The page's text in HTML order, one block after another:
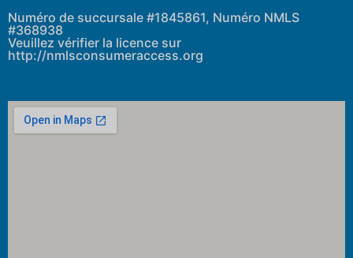
Numéro de succursale #1845861, Numéro NMLS
#368938
Veuillez vérifier la licence sur
http://nmlsconsumeraccess.org